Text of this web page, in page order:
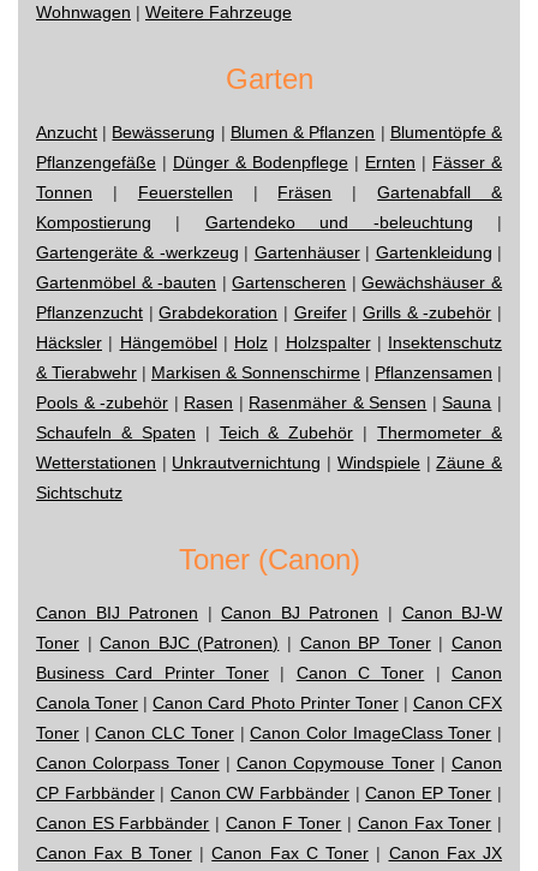
Wohnwagen | Weitere Fahrzeuge
Garten
Anzucht | Bewässerung | Blumen & Pflanzen | Blumentöpfe &
Pflanzengefäße | Dünger & Bodenpflege | Ernten | Fässer &
Tonnen | Feuerstellen | Fräsen |Gartenabfall &
Kompostierung | Gartendeko und -beleuchtung |
Gartengeräte & -werkzeug | Gartenhäuser| Gartenkleidung |
Gartenmöbel & -bauten |Gartenscheren |Gewächshäuser &
Pflanzenzucht |Grabdekoration | Greifer|Grills & -zubehör |
Häcksler | Hängemöbel| Holz | Holzspalter| Insektenschutz
& Tierabwehr | Markisen & Sonnenschirme | Pflanzensamen |
Pools & -zubehör | Rasen | Rasenmäher & Sensen |Sauna |
Schaufeln & Spaten | Teich & Zubehör |Thermometer &
Wetterstationen | Unkrautvernichtung | Windspiele|Zäune &
Sichtschutz
Toner (Canon)
Canon BIJ Patronen |Canon BJ Patronen | Canon BJ-W
Toner |Canon BJC (Patronen) | Canon BP Toner|Canon
Business Card Printer Toner | Canon C Toner |Canon
Canola Toner |Canon Card Photo Printer Toner| Canon CFX
Toner |Canon CLC Toner|Canon Color ImageClass Toner |
Canon Colorpass Toner| Canon Copymouse Toner| Canon
CP Farbbänder| Canon CW Farbbänder |Canon EP Toner |
Canon ES Farbbänder | Canon F Toner | Canon Fax Toner |
Canon Fax B Toner|Canon Fax C Toner | Canon Fax JX